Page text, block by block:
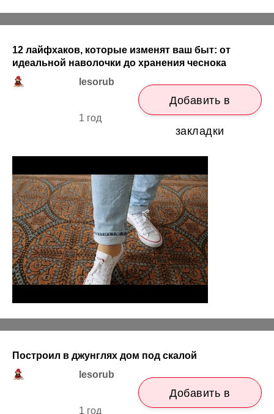
12 лайфхаков, которые изменят ваш быт: от
идеальной наволочки до хранения чеснока
lesorub
1 год
Добавить в
закладки
Построил в джунглях дом под скалой
lesorub
1 год
Добавить в